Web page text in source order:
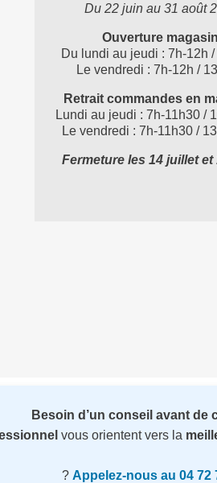
Besoin d’un conseil avant de
vous orientent vers la
? Appelez-nous au 04 72
Du 22 juin au 31 août
Ouverture magasin
Du lundi au jeudi : 7h-12h
Le vendredi : 7h-12h /
Retrait commandes en
Lundi au jeudi : 7h-11h30 /
Le vendredi : 7h-11h30 /
Fermeture les 14 juillet et